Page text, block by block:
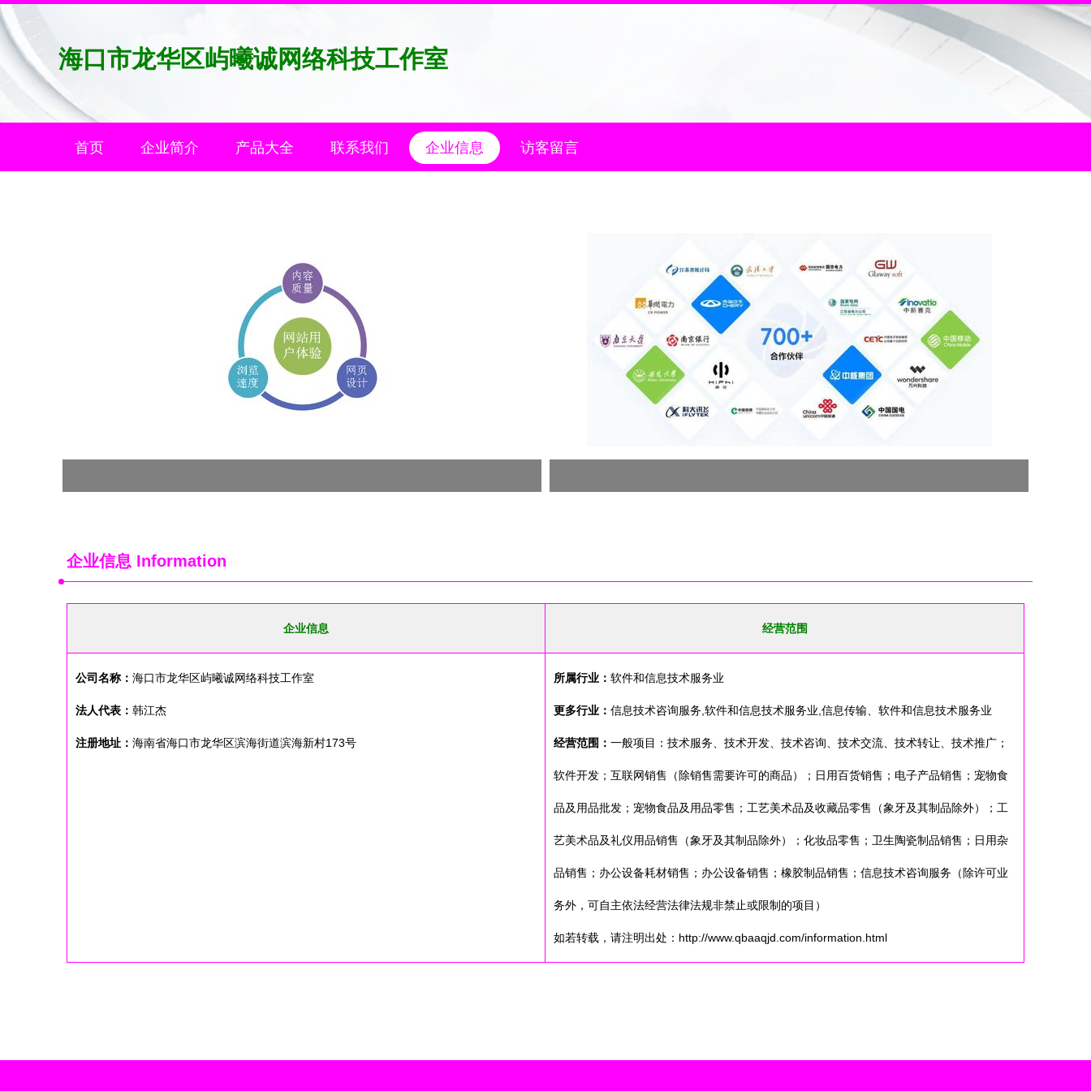
海口市龙华区屿曦诚网络科技工作室
首页 企业简介 产品大全 联系我们 企业信息 访客留言
企业信息 Information
企业信息 经营范围
公司名称： 海口市龙华区屿曦诚网络科技工作室
法人代表： 韩江杰
注册地址： 海南省海口市龙华区滨海街道滨海新村173号
所属行业： 软件和信息技术服务业
更多行业： 信息技术咨询服务,软件和信息技术服务业,信息传输、软件和信息技术服务业
经营范围： 一般项目：技术服务、技术开发、技术咨询、技术交流、技术转让、技术推广；
软件开发；互联网销售（除销售需要许可的商品）；日用百货销售；电子产品销售；宠物食
品及用品批发；宠物食品及用品零售；工艺美术品及收藏品零售（象牙及其制品除外）；工
艺美术品及礼仪用品销售（象牙及其制品除外）；化妆品零售；卫生陶瓷制品销售；日用杂
品销售；办公设备耗材销售；办公设备销售；橡胶制品销售；信息技术咨询服务（除许可业
务外，可自主依法经营法律法规非禁止或限制的项目）
如若转载，请注明出处：http://www.qbaaqjd.com/information.html